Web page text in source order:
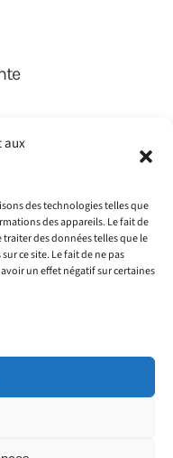
aux
des technologies telles que
des appareils. Le fait de
des données telles que le
ce site. Le fait de ne pas
un effet négatif sur certaines
droits réservés.
776 051 00014 - 115